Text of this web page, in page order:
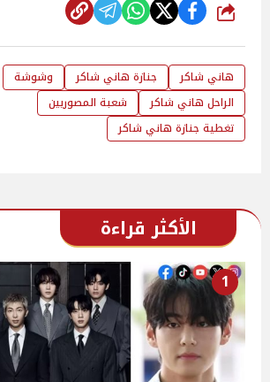
شارك
هاني شاكر جنازة هاني شاكر
وشوشة
الراحل هاني شاكر
شعبة المصوريين
تغطية جنازة هاني شاكر
الأكثر قراءة
1